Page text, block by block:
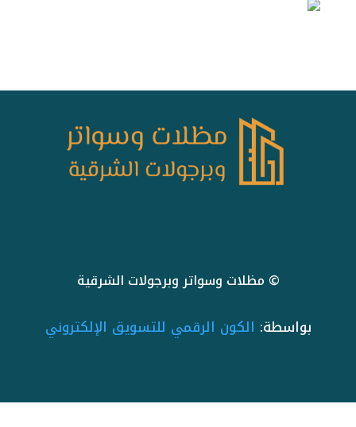
© مظلات وسواتر وبرجولات الشرقية
بواسطة: الكون الرقمي للتسويق الإلكتروني